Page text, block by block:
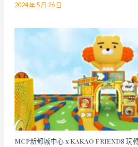
2024 年 5 月 26 日
MCP新都城中心 x KAKAO FRIENDS 玩